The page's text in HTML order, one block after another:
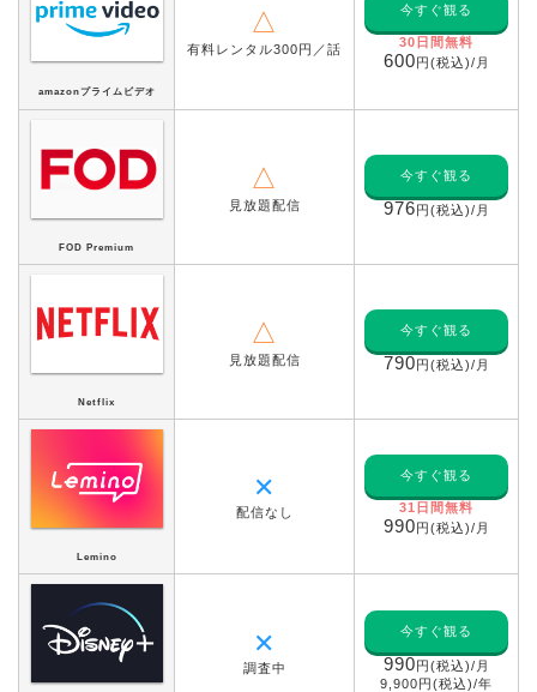
amazonプライムビデオ
△
有料レンタル300円／話
今すぐ観る
30日間無料
600円(税込)/月
FOD Premium
△
見放題配信
今すぐ観る
976円(税込)/月
Netflix
△
見放題配信
今すぐ観る
790円(税込)/月
Lemino
✕
配信なし
今すぐ観る
31日間無料
990円(税込)/月
✕
調査中
今すぐ観る
990円(税込)/月
9,900円(税込)/年